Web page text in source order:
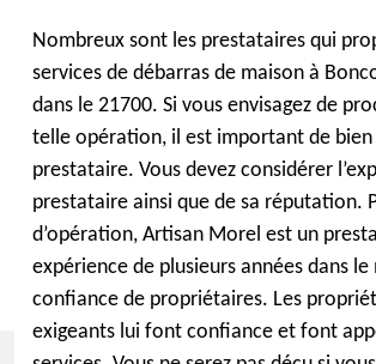
Nombreux sont les prestataires qui
services de débarras de maison à
dans le 21700. Si vous envisagez de
telle opération, il est important de bien
prestataire. Vous devez considérer
prestataire ainsi que de sa réputation.
d’opération, Artisan Morel est un
expérience de plusieurs années dans
confiance de propriétaires. Les
exigeants lui font confiance et font